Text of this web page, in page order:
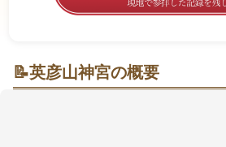
📝英彦山神宮の概要